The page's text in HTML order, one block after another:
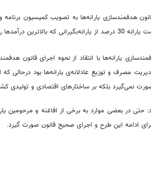
هدفمندسازی یارانه‌ها به تصویب کمیسیون
را دارند قطع شود.
یارانه‌ها با انتقاد از نحوه اجرای قانون
مصرف و توزیع عادلانه‌ی یارانه‌ها بود درحالی
نمی‌گیرد بلکه بر ساختارهای اقتصادی و تولیدی
حتی در بعضی موارد به برخی از افاغنه و مرحومین
ادامه این طرح و اجرای صحیح قانون صورت گیرد.